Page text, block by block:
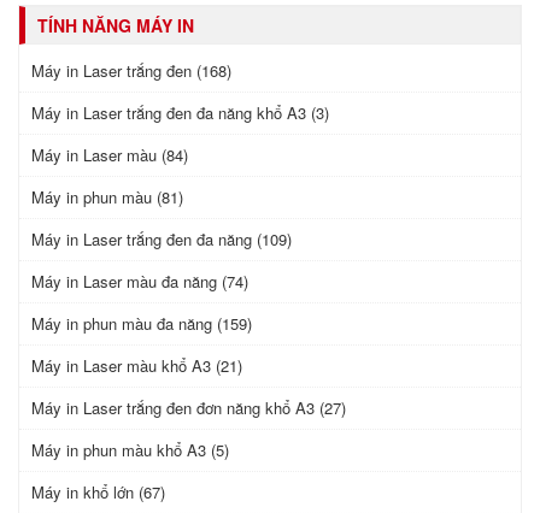
TÍNH NĂNG MÁY IN
Máy in Laser trắng đen (168)
Máy in Laser trắng đen đa năng khổ A3 (3)
Máy in Laser màu (84)
Máy in phun màu (81)
Máy in Laser trắng đen đa năng (109)
Máy in Laser màu đa năng (74)
Máy in phun màu đa năng (159)
Máy in Laser màu khổ A3 (21)
Máy in Laser trắng đen đơn năng khổ A3 (27)
Máy in phun màu khổ A3 (5)
Máy in khổ lớn (67)